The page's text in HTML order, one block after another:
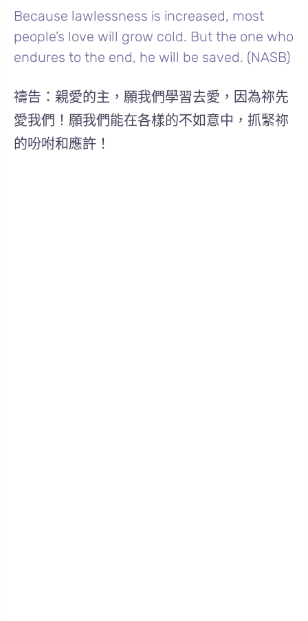
Because lawlessness is increased, most
people’s love will grow cold. But the one who
endures to the end, he will be saved. (NASB)
禱告：親愛的主，願我們學習去愛，因為祢先
愛我們！願我們能在各樣的不如意中，抓緊祢
的吩咐和應許！